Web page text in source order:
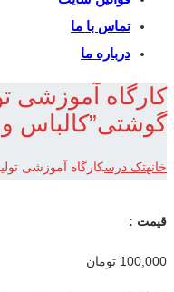
تماس با ما
درباره ما
کارگاه آموزشی
گوشتی”کالباس و
خانهتک درسکارگاه آموزشی
قیمت :
100,000 تومان